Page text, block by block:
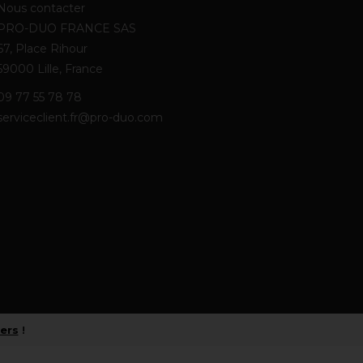
contacter
DUO FRANCE SAS
Place Rihour
Lille, France
77 55 78 78
duo.com
!